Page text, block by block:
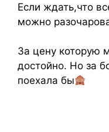
Если ждать,что
можно
За цену которую
достойно. Но за
поехала бы